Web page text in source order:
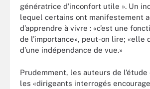
génératrice d’inconfort utile ». Un
lequel certains ont manifestement
d’apprendre à vivre : «c’est une
de l’importance», peut-on lire; «elle
d’une indépendance de vue.»
Prudemment, les auteurs de
les «dirigeants interrogés